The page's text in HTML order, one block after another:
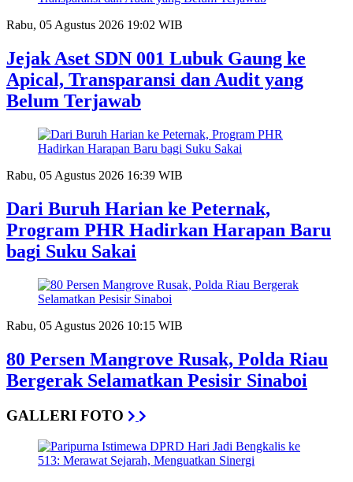
Rabu, 05 Agustus 2026 19:02 WIB
Jejak Aset SDN 001 Lubuk Gaung ke
Apical, Transparansi dan Audit yang
Belum Terjawab
Rabu, 05 Agustus 2026 16:39 WIB
Dari Buruh Harian ke Peternak,
Program PHR Hadirkan Harapan Baru
bagi Suku Sakai
Rabu, 05 Agustus 2026 10:15 WIB
80 Persen Mangrove Rusak, Polda Riau
Bergerak Selamatkan Pesisir Sinaboi
GALLERI FOTO